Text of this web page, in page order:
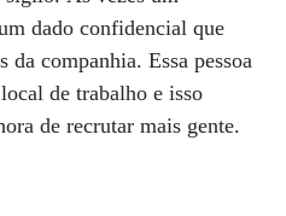
dado confidencial que
companhia. Essa pessoa
de trabalho e isso
de recrutar mais gente.